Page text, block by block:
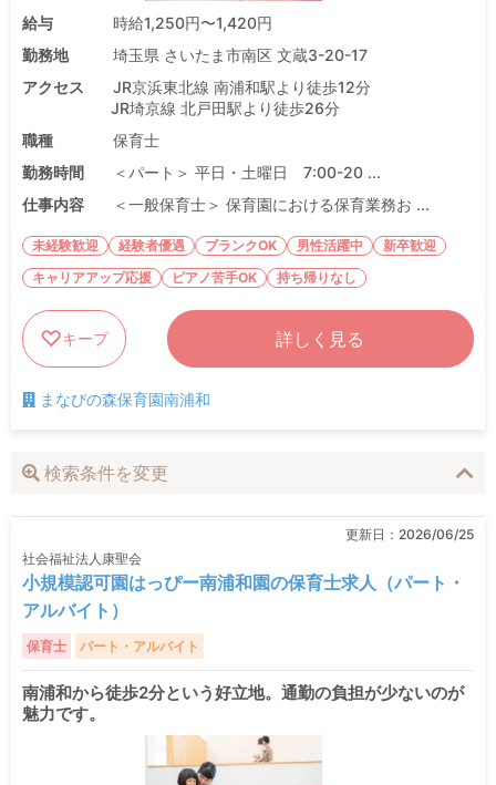
給与
時給1,250円〜1,420円
勤務地
埼玉県 さいたま市南区 文蔵3-20-17
アクセス
JR京浜東北線 南浦和駅より徒歩12分
JR埼京線 北戸田駅より徒歩26分
職種
保育士
勤務時間
＜パート＞ 平日・土曜日 7:00-20 ...
仕事内容
＜一般保育士＞ 保育園における保育業務お ...
未経験歓迎 経験者優遇 ブランクOK 男性活躍中
新卒歓迎
キャリアアップ応援
ピアノ苦手OK 持ち帰りなし
キープ 詳しく見る
まなびの森保育園南浦和
検索条件を変更
更新日： 2026/06/25
社会福祉法人康聖会
小規模認可園はっぴー南浦和園の保育士求人（パート・
アルバイト）
保育士 パート・アルバイト
南浦和から徒歩2分という好立地。通勤の負担が少ないのが
魅力です。